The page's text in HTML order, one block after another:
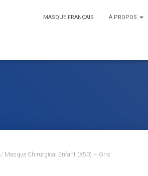
MASQUE FRANÇAIS À PROPOS
/ Masque Chirurgical Enfant (X50) – Gris